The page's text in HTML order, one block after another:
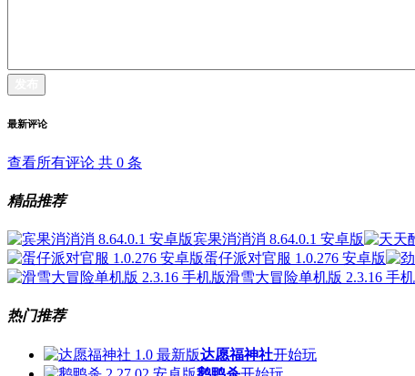
最新评论
查看所有评论 共 0 条
精品推荐
宾果消消消 8.64.0.1 安卓版
蛋仔派对官服 1.0.276 安卓版
滑雪大冒险单机版 2.3.16 手
热门推荐
达愿福神社开始玩